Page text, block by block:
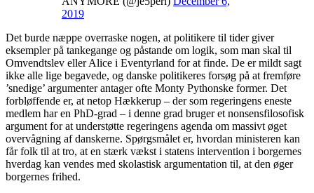
2019
Det burde næppe overraske nogen, at politikere til tider giver
eksempler på tankegange og påstande om logik, som man skal til
Omvendtslev eller Alice i Eventyrland for at finde. De er mildt sagt
ikke alle lige begavede, og danske politikeres forsøg på at fremføre
’snedige’ argumenter antager ofte Monty Pythonske former. Det
forbløffende er, at netop Hækkerup – der som regeringens eneste
medlem har en PhD-grad – i denne grad bruger et nonsensfilosofisk
argument for at understøtte regeringens agenda om massivt øget
overvågning af danskerne. Spørgsmålet er, hvordan ministeren kan
får folk til at tro, at en stærk vækst i statens intervention i borgernes
hverdag kan vendes med skolastisk argumentation til, at den øger
borgernes frihed.